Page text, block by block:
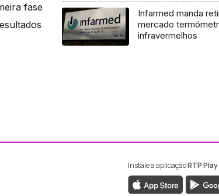
fase
Infarmed manda
mercado
infravermelhos
ao Facebook da RTP Madeira
ao Instagram da RTP
Instale a aplicaçãoRTP Play